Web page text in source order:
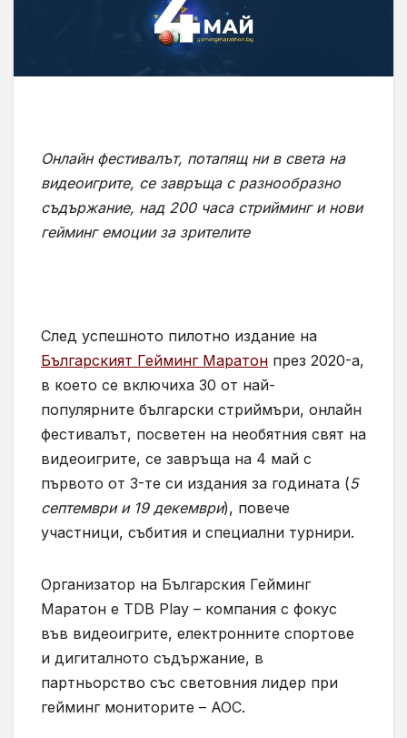
Онлайн фестивалът, потапящ ни в света на
видеоигрите, се завръща с разнообразно
съдържание, над 200 часа стрийминг и нови
гейминг емоции за зрителите
След успешното пилотно издание на
Българският Гейминг Маратон през 2020-а,
в което се включиха 30 от най-
популярните български стриймъри, онлайн
фестивалът, посветен на необятния свят на
видеоигрите, се завръща на 4 май с
първото от 3-те си издания за годината (5
септември и 19 декември), повече
участници, събития и специални турнири.
Организатор на Българския Гейминг
Маратон е TDB Play – компания с фокус
във видеоигрите, електронните спортове
и дигиталното съдържание, в
партньорство със световния лидер при
гейминг мониторите – AOC.